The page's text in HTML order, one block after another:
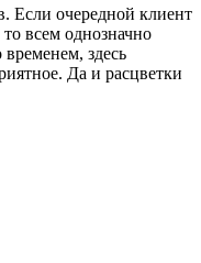
Если очередной клиент
всем однозначно
здесь
Да и расцветки